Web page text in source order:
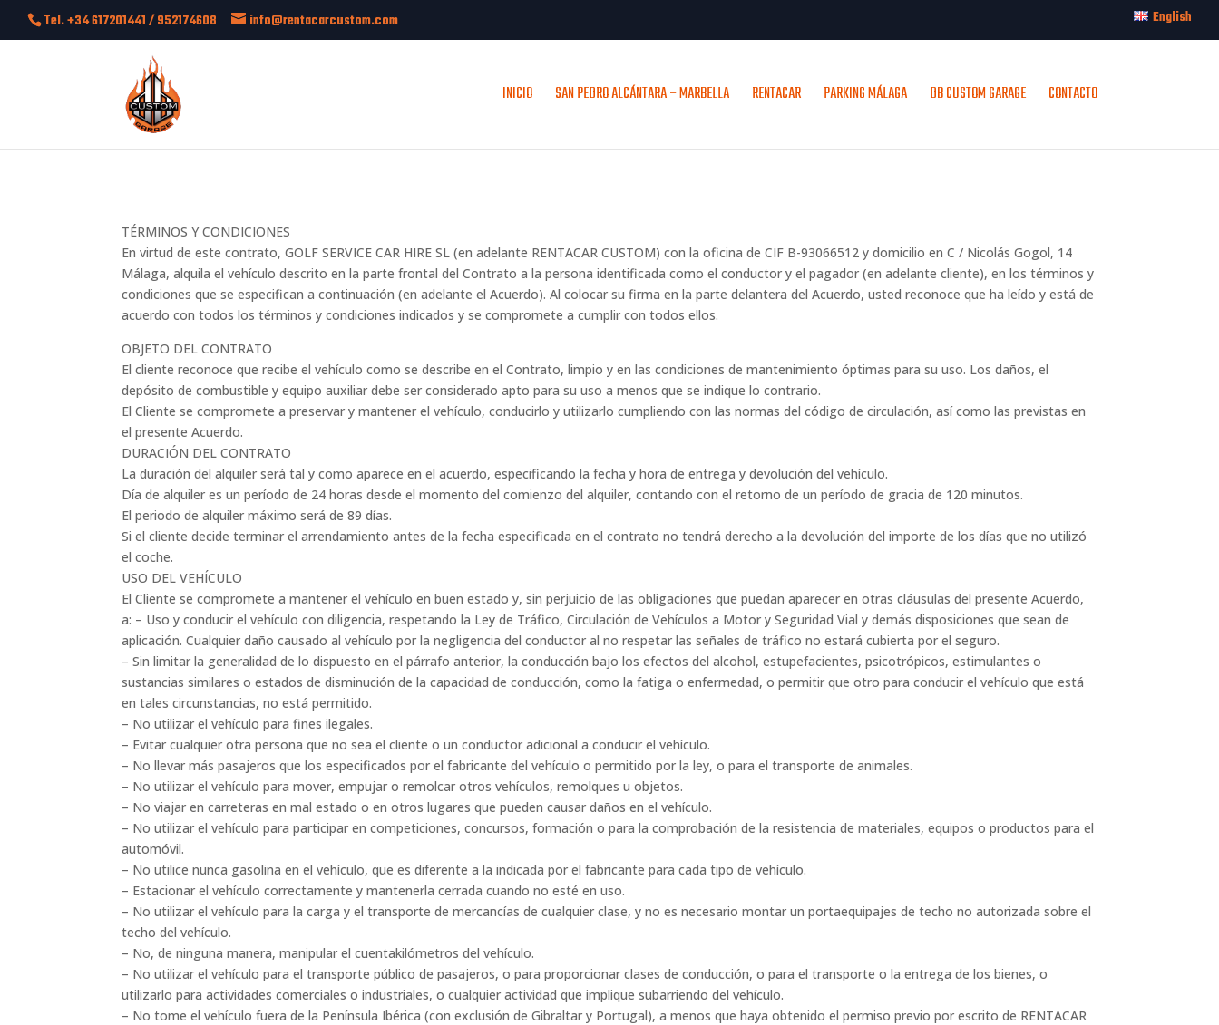
Tel. +34 617201441 / 952174608 info@rentacarcustom.com English
INICIO SAN PEDRO ALCÁNTARA – MARBELLA RENTACAR PARKING MÁLAGA DB CUSTOM GARAGE CONTACTO
TÉRMINOS Y CONDICIONES
En virtud de este contrato, GOLF SERVICE CAR HIRE SL (en adelante RENTACAR CUSTOM) con la oficina de CIF B-93066512 y domicilio en C / Nicolás Gogol, 14
Málaga, alquila el vehículo descrito en la parte frontal del Contrato a la persona identificada como el conductor y el pagador (en adelante cliente), en los términos y
condiciones que se especifican a continuación (en adelante el Acuerdo). Al colocar su firma en la parte delantera del Acuerdo, usted reconoce que ha leído y está de
acuerdo con todos los términos y condiciones indicados y se compromete a cumplir con todos ellos.
OBJETO DEL CONTRATO
El cliente reconoce que recibe el vehículo como se describe en el Contrato, limpio y en las condiciones de mantenimiento óptimas para su uso. Los daños, el
depósito de combustible y equipo auxiliar debe ser considerado apto para su uso a menos que se indique lo contrario.
El Cliente se compromete a preservar y mantener el vehículo, conducirlo y utilizarlo cumpliendo con las normas del código de circulación, así como las previstas en
el presente Acuerdo.
DURACIÓN DEL CONTRATO
La duración del alquiler será tal y como aparece en el acuerdo, especificando la fecha y hora de entrega y devolución del vehículo.
Día de alquiler es un período de 24 horas desde el momento del comienzo del alquiler, contando con el retorno de un período de gracia de 120 minutos.
El periodo de alquiler máximo será de 89 días.
Si el cliente decide terminar el arrendamiento antes de la fecha especificada en el contrato no tendrá derecho a la devolución del importe de los días que no utilizó
el coche.
USO DEL VEHÍCULO
El Cliente se compromete a mantener el vehículo en buen estado y, sin perjuicio de las obligaciones que puedan aparecer en otras cláusulas del presente Acuerdo,
a: – Uso y conducir el vehículo con diligencia, respetando la Ley de Tráfico, Circulación de Vehículos a Motor y Seguridad Vial y demás disposiciones que sean de
aplicación. Cualquier daño causado al vehículo ​​por la negligencia del conductor al no respetar las señales de tráfico no estará cubierta por el seguro.
– Sin limitar la generalidad de lo dispuesto en el párrafo anterior, la conducción bajo los efectos del alcohol, estupefacientes, psicotrópicos, estimulantes o
sustancias similares o estados de disminución de la capacidad de conducción, como la fatiga o enfermedad, o permitir que otro para conducir el vehículo que está
en tales circunstancias, no está permitido.
– No utilizar el vehículo para fines ilegales.
– Evitar cualquier otra persona que no sea el cliente o un conductor adicional a conducir el vehículo.
– No llevar más pasajeros que los especificados por el fabricante del vehículo o permitido por la ley, o para el transporte de animales.
– No utilizar el vehículo para mover, empujar o remolcar otros vehículos, remolques u objetos.
– No viajar en carreteras en mal estado o en otros lugares que pueden causar daños en el vehículo.
– No utilizar el vehículo para participar en competiciones, concursos, formación o para la comprobación de la resistencia de materiales, equipos o productos para el
automóvil.
– No utilice nunca gasolina en el vehículo, que es diferente a la indicada por el fabricante para cada tipo de vehículo.
– Estacionar el vehículo correctamente y mantenerla cerrada cuando no esté en uso.
– No utilizar el vehículo para la carga y el transporte de mercancías de cualquier clase, y no es necesario montar un portaequipajes de techo no autorizada sobre el
techo del vehículo.
– No, de ninguna manera, manipular el cuentakilómetros del vehículo.
– No utilizar el vehículo para el transporte público de pasajeros, o para proporcionar clases de conducción, o para el transporte o la entrega de los bienes, o
utilizarlo para actividades comerciales o industriales, o cualquier actividad que implique subarriendo del vehículo.
– No tome el vehículo fuera de la Península Ibérica (con exclusión de Gibraltar y Portugal), a menos que haya obtenido el permiso previo por escrito de RENTACAR